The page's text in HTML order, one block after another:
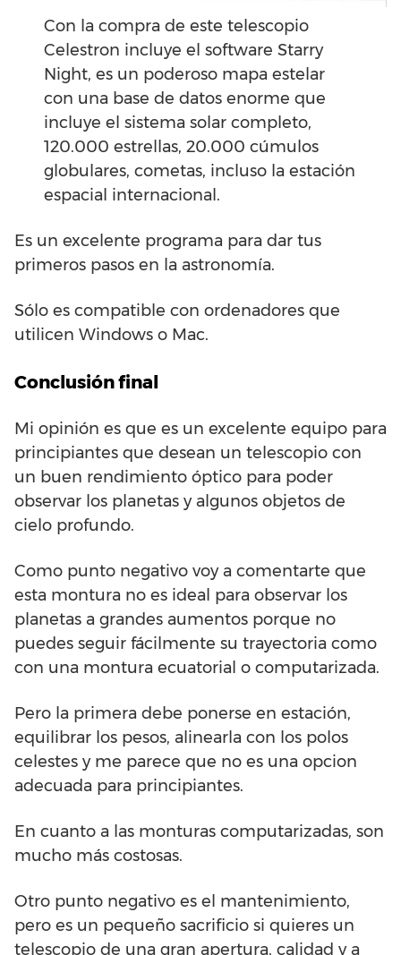
Con la compra de este telescopio
Celestron incluye el software Starry
Night, es un poderoso mapa estelar
con una base de datos enorme que
incluye el sistema solar completo,
120.000 estrellas, 20.000 cúmulos
globulares, cometas, incluso la estación
espacial internacional.
Es un excelente programa para dar tus
primeros pasos en la astronomía.
Sólo es compatible con ordenadores que
utilicen Windows o Mac.
Conclusión final
Mi opinión es que es un excelente equipo para
principiantes que desean un telescopio con
un buen rendimiento óptico para poder
observar los planetas y algunos objetos de
cielo profundo.
Como punto negativo voy a comentarte que
esta montura no es ideal para observar los
planetas a grandes aumentos porque no
puedes seguir fácilmente su trayectoria como
con una montura ecuatorial o computarizada.
Pero la primera debe ponerse en estación,
equilibrar los pesos, alinearla con los polos
celestes y me parece que no es una opcion
adecuada para principiantes.
En cuanto a las monturas computarizadas, son
mucho más costosas.
Otro punto negativo es el mantenimiento,
pero es un pequeño sacrificio si quieres un
telescopio de una gran apertura, calidad y a